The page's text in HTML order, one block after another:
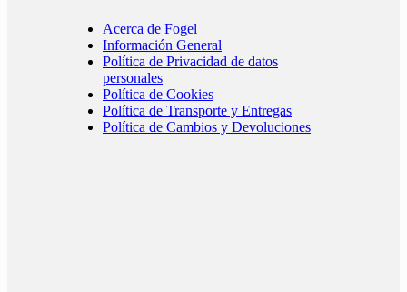
Acerca de Fogel
Información General
Política de Privacidad de datos
personales
Política de Cookies
Política de Transporte y Entregas
Política de Cambios y Devoluciones